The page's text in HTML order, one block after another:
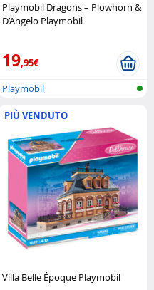
Playmobil Dragons – Plowhorn &
D’Angelo Playmobil
19,95€
Playmobil
PIÙ VENDUTO
Villa Belle Époque Playmobil